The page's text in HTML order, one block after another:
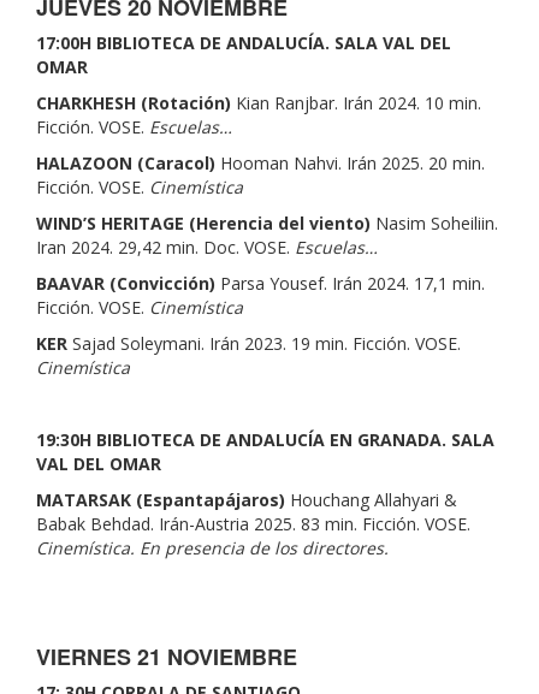
JUEVES 20 NOVIEMBRE
17:00H BIBLIOTECA DE ANDALUCÍA. SALA VAL DEL
OMAR
CHARKHESH (Rotación) Kian Ranjbar. Irán 2024. 10 min.
Ficción. VOSE. Escuelas…
HALAZOON (Caracol) Hooman Nahvi. Irán 2025. 20 min.
Ficción. VOSE. Cinemística
WIND’S HERITAGE (Herencia del viento) Nasim Soheiliin.
Iran 2024. 29,42 min. Doc. VOSE. Escuelas…
BAAVAR (Convicción) Parsa Yousef. Irán 2024. 17,1 min.
Ficción. VOSE. Cinemística
KER Sajad Soleymani. Irán 2023. 19 min. Ficción. VOSE.
Cinemística
19:30H BIBLIOTECA DE ANDALUCÍA EN GRANADA. SALA
VAL DEL OMAR
MATARSAK (Espantapájaros) Houchang Allahyari &
Babak Behdad. Irán-Austria 2025. 83 min. Ficción. VOSE.
Cinemística. En presencia de los directores.
VIERNES 21 NOVIEMBRE